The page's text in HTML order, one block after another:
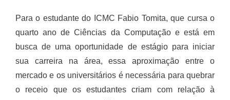
Para o estudante do ICMC Fabio Tomita, que cursa o
quarto ano de Ciências da Computação e está em
busca de uma oportunidade de estágio para iniciar
sua carreira na área, essa aproximação entre o
mercado e os universitários é necessária para quebrar
o receio que os estudantes criam com relação à